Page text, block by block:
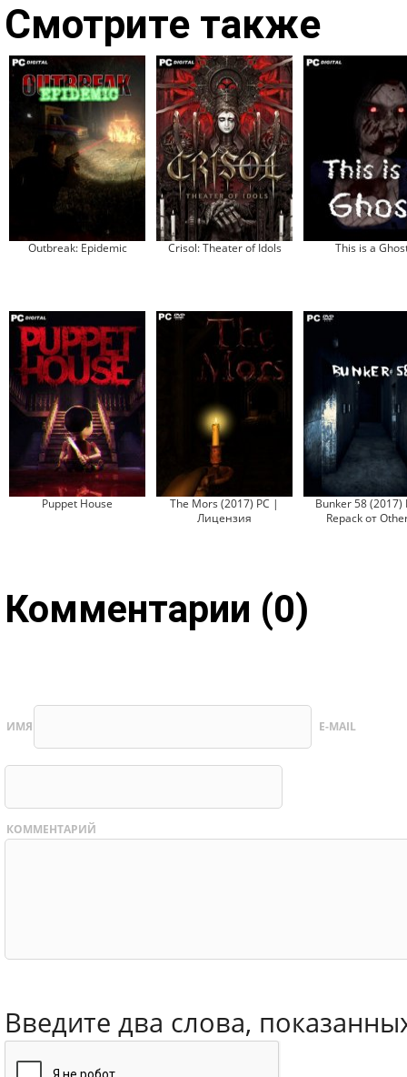
Смотрите также
Outbreak: Epidemic Crisol: Theater of Idols This is a
Puppet House
The Mors (2017) PC |
Лицензия
Bunker 58 (2017)
Repack от
Комментарии (0)
ИМЯ E-MAIL
КОММЕНТАРИЙ
Введите два слова,